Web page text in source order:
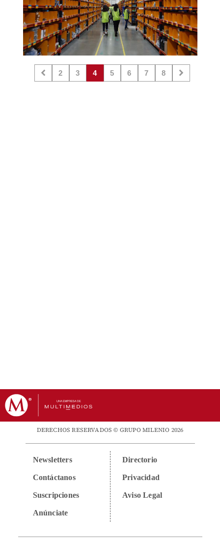
2 3 4 5 6 7 8
DERECHOS RESERVADOS © GRUPO MILENIO 2026
Newsletters
Contáctanos
Suscripciones
Anúnciate
Directorio
Privacidad
Aviso Legal